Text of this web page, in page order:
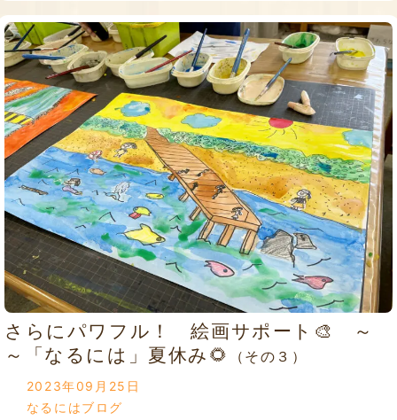
さらにパワフル！ 絵画サポート🎨 ～
～「なるには」夏休み🌻
（その３）
2023年09月25日
なるにはブログ